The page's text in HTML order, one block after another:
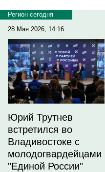
Регион сегодня
28 Мая 2026, 14:16
Юрий Трутнев
встретился во
Владивостоке с
молодогвардейцами
"Единой России"